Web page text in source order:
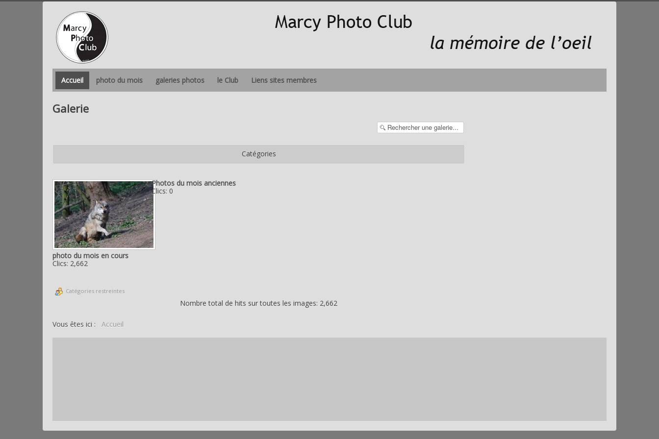
Accueil photo du mois galeries photos le Club Liens sites membres
Galerie
Catégories
photo du mois en cours
Clics: 2,662
Photos du mois anciennes
Clics: 0
Catégories restreintes
Nombre total de hits sur toutes les images: 2,662
Vous êtes ici : Accueil